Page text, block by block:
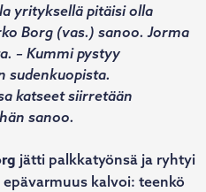
yrityksellä pitäisi olla
Borg (vas.) sanoo. Jorma
– Kummi pystyy
sudenkuopista.
katseet siirretään
sanoo.
jätti palkkatyönsä ja ryhtyi
kalvoi: teenkö